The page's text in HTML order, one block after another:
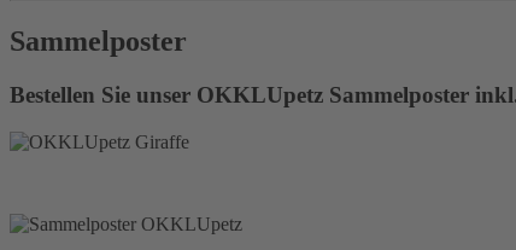
Sammelposter
Bestellen Sie unser OKKLUpetz Sammelposter